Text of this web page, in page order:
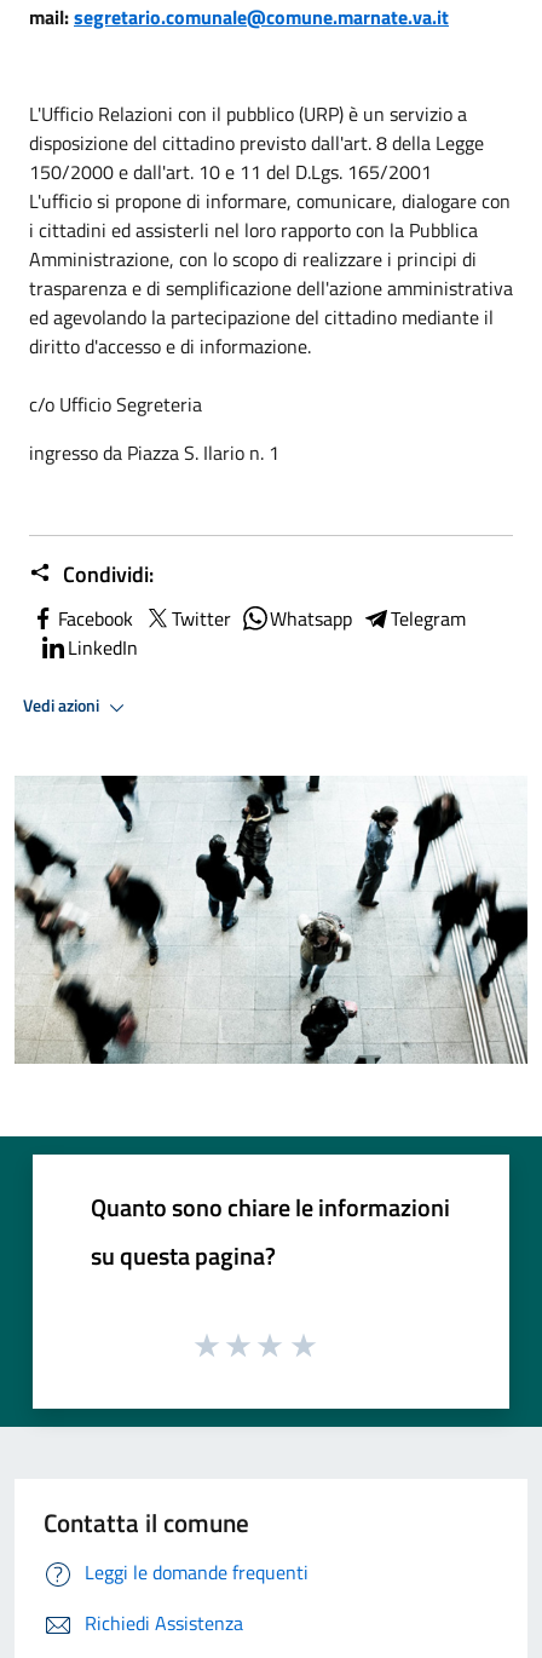
mail:segretario.comunale@comune.marnate.va.it
L'Ufficio Relazioni con il pubblico (URP) è un servizio a
disposizione del cittadino previsto dall'art. 8 della Legge
150/2000 e dall'art. 10 e 11 del D.Lgs. 165/2001
L'ufficio si propone di informare, comunicare, dialogare con
i cittadini ed assisterli nel loro rapporto con la Pubblica
Amministrazione, con lo scopo di realizzare i principi di
trasparenza e di semplificazione dell'azione amministrativa
ed agevolando la partecipazione del cittadino mediante il
diritto d'accesso e di informazione.
c/o Ufficio Segreteria
ingresso da Piazza S. Ilario n. 1
Condividi:
Facebook Twitter Whatsapp
Telegram
LinkedIn
Vedi azioni
Quanto sono chiare le informazioni
su questa pagina?
Contatta il comune
Leggi le domande frequenti
Richiedi Assistenza